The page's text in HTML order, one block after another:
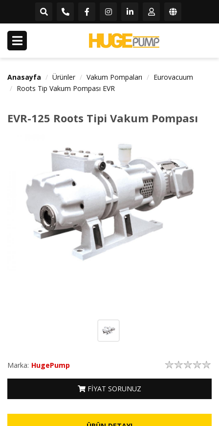
Anasayfa Ürünler Vakum Pompaları
Eurovacuum
Roots Tip Vakum Pompası EVR
EVR-125 Roots Tipi Vakum Pompası
Marka: HugePump
FİYAT SORUNUZ